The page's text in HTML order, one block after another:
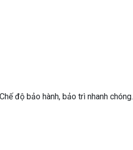
độ bảo hành, bảo trì nhanh chóng.